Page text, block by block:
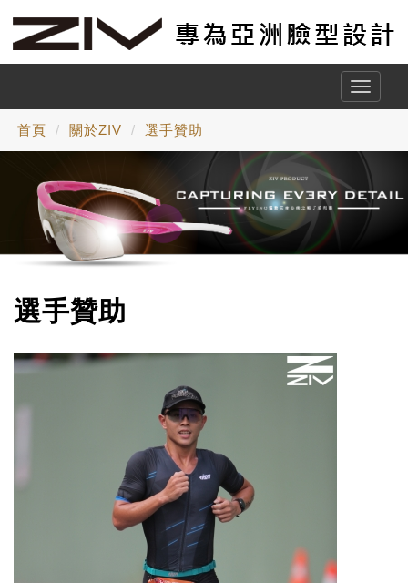
Toggle
首頁 關於ZIV 選手贊助
選手贊助